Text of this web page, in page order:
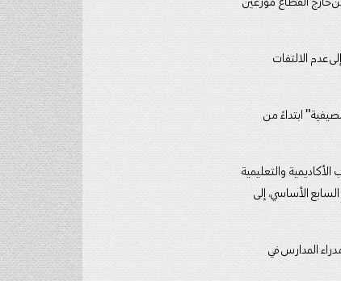
عدم الالتفات
ابتداءً من
كونها تركز بنسبة تصل إلى 70% أو 80% على الجوانب الأكاديمية والتعليمية
الأساسي، إلى
المدارس في